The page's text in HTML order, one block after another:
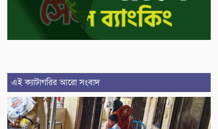
এই ক্যাটাগরির আরো সংবাদ